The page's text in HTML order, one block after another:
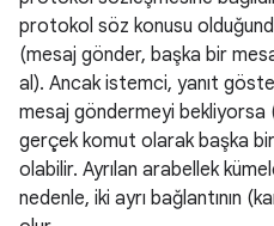
protokol söz konusu
(mesaj gönder, başka bir
al). Ancak istemci, yanıt
mesaj göndermeyi bekliyorsa
gerçek komut olarak başka
olabilir. Ayrılan arabellek
nedenle, iki ayrı bağlantının